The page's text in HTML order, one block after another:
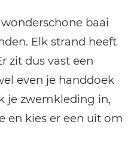
baai
Elk strand heeft
zit dus vast een
even je handdoek
je zwemkleding in,
en kies er een uit om